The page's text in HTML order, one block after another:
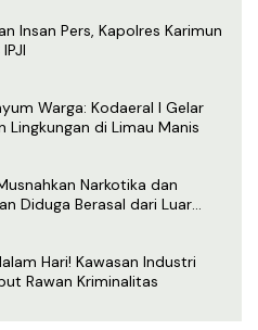
Insan Pers, Kapolres Karimun
Warga: Kodaeral I Gelar
Lingkungan di Limau Manis
Narkotika dan
Diduga Berasal dari Luar
Hari! Kawasan Industri
Rawan Kriminalitas